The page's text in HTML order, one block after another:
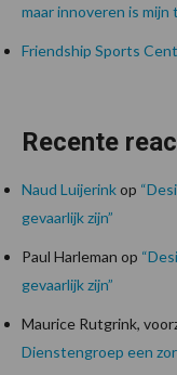
maar innoveren is mijn
Friendship Sports
Recente
Naud Luijerinkop
gevaarlijk zijn”
Paul Harleman op
gevaarlijk zijn”
Maurice Rutgrink,
Dienstengroep een